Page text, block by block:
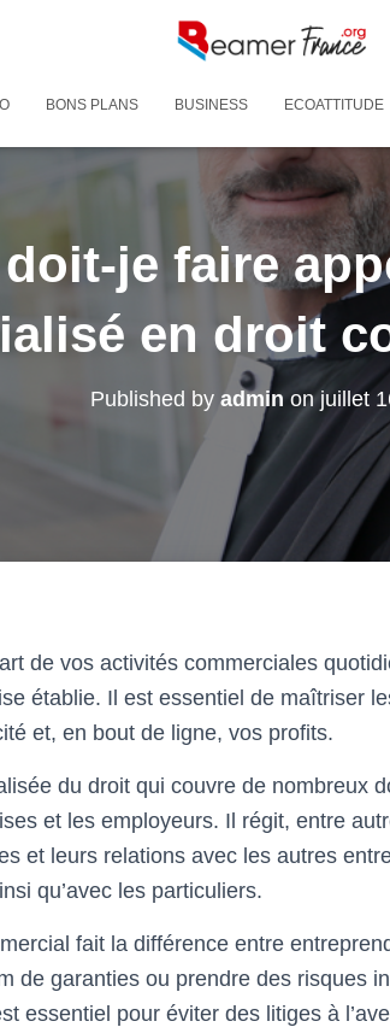
BONS PLANS BUSINESS ECOATTITUDE
je faire
en droit
Published by admin onjuillet
de vos activités commerciales
établie. Il est essentiel de maîtriser
et, en bout de ligne, vos profits.
du droit qui couvre de nombreux
et les employeurs. Il régit, entre
et leurs relations avec les autres
qu’avec les particuliers.
fait la différence entre
de garanties ou prendre des risques
essentiel pour éviter des litiges à